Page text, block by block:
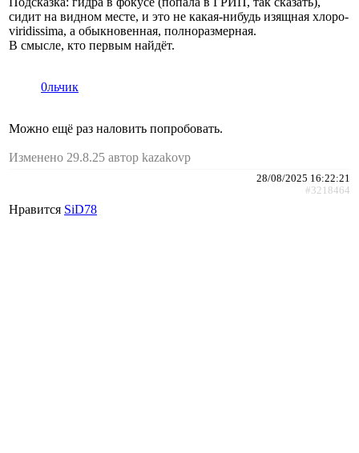
сидит на видном месте, и это не какая-нибудь изящная хлоро-
viridissima, а обыкновенная, полноразмерная.
В смысле, кто первым найдёт.
0льчик
Можно ещё раз наловить попробовать.
Изменено 29.8.25 автор kazakovp
28/08/2025 16:22:21
#3218464
Нравится SiD78